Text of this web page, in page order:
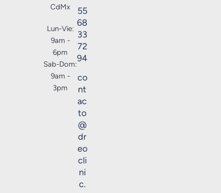
CdMx
Lun-Vie:
9am -
6pm
Sab-Dom:
9am -
3pm
55
68
33
72
94
co
nt
ac
to
@
dr
eo
cli
ni
c.